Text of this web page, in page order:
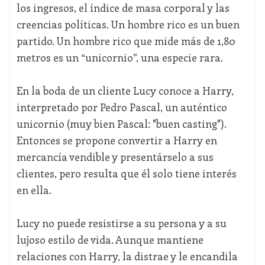
los ingresos, el índice de masa corporal y las
creencias políticas. Un hombre rico es un buen
partido. Un hombre rico que mide más de 1,80
metros es un “unicornio”, una especie rara.
En la boda de un cliente Lucy conoce a Harry,
interpretado por Pedro Pascal, un auténtico
unicornio (muy bien Pascal: "buen casting").
Entonces se propone convertir a Harry en
mercancía vendible y presentárselo a sus
clientes, pero resulta que él solo tiene interés
en ella.
Lucy no puede resistirse a su persona y a su
lujoso estilo de vida. Aunque mantiene
relaciones con Harry, la distrae y le encandila